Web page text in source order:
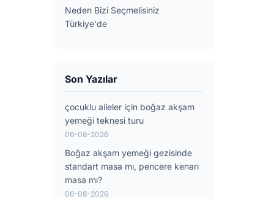
Neden Bizi Seçmelisiniz
Türkiye'de
Son Yazılar
çocuklu aileler için boğaz akşam
yemeği teknesi turu
06-08-2026
Boğaz akşam yemeği gezisinde
standart masa mı, pencere kenarı
masa mı?
06-08-2026